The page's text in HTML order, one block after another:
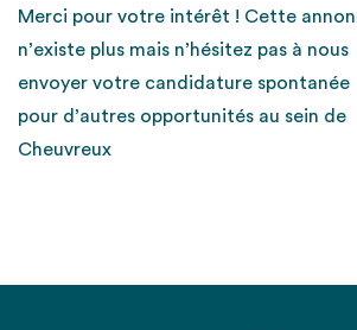
Merci pour votre intérêt ! Cette
n’existe plus mais n’hésitez pas à nous
envoyer votre candidature spontanée
pour d’autres opportunités au sein de
Cheuvreux